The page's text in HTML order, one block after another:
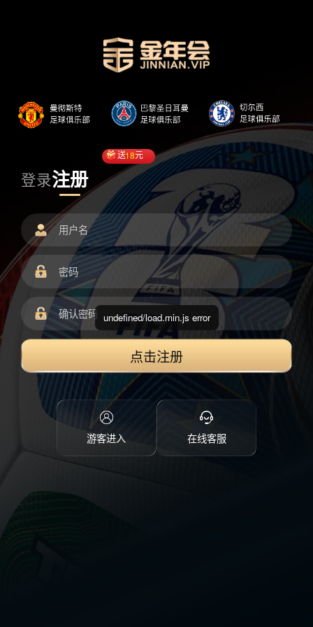
登录注册
送18元
点击注册
游客进入 在线客服
undefined/load.min.js error